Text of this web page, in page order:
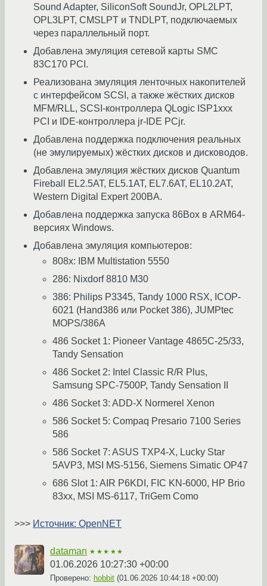
Sound Adapter, SiliconSoft SoundJr, OPL2LPT,
OPL3LPT, CMSLPT и TNDLPT, подключаемых
через параллельный порт.
Добавлена эмуляция сетевой карты SMC
83C170 PCI.
Реализована эмуляция ленточных накопителей
с интерфейсом SCSI, а также жёстких дисков
MFM/RLL, SCSI-контроллера QLogic ISP1xxx
PCI и IDE-контроллера jr-IDE PCjr.
Добавлена поддержка подключения реальных
(не эмулируемых) жёстких дисков и дисководов.
Добавлена эмуляция жёстких дисков Quantum
Fireball EL2.5AT, EL5.1AT, EL7.6AT, EL10.2AT,
Western Digital Expert 200BA.
Добавлена поддержка запуска 86Box в ARM64-
версиях Windows.
Добавлена эмуляция компьютеров:
808x: IBM Multistation 5550
286: Nixdorf 8810 M30
386: Philips P3345, Tandy 1000 RSX, ICOP-
6021 (Hand386 или Pocket 386), JUMPtec
MOPS/386A
486 Socket 1: Pioneer Vantage 4865C-25/33,
Tandy Sensation
486 Socket 2: Intel Classic R/R Plus,
Samsung SPC-7500P, Tandy Sensation II
486 Socket 3: ADD-X Normerel Xenon
586 Socket 5: Compaq Presario 7100 Series
586
586 Socket 7: ASUS TXP4-X, Lucky Star
5AVP3, MSI MS-5156, Siemens Simatic OP47
686 Slot 1: AIR P6KDI, FIC KN-6000, HP Brio
83xx, MSI MS-6117, TriGem Como
>>> Источник: OpenNET
dataman ★★★★★
01.06.2026 10:27:30 +00:00
Проверено: hobbit (01.06.2026 10:44:18 +00:00)